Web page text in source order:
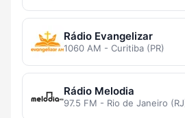
Rádio Evangelizar
1060 AM - Curitiba (PR)
Rádio Melodia
97.5 FM - Rio de Janeiro